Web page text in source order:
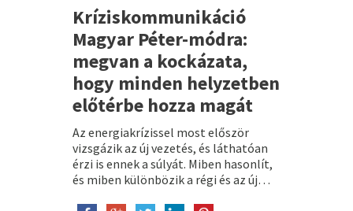
Kríziskommunikáció
Magyar Péter-módra:
megvan a kockázata,
hogy minden helyzetben
előtérbe hozza magát
Az energiakrízissel most először
vizsgázik az új vezetés, és láthatóan
érzi is ennek a súlyát. Miben hasonlít,
és miben különbözik a régi és az új…